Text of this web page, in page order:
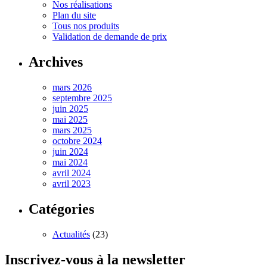
Nos réalisations
Plan du site
Tous nos produits
Validation de demande de prix
Archives
mars 2026
septembre 2025
juin 2025
mai 2025
mars 2025
octobre 2024
juin 2024
mai 2024
avril 2024
avril 2023
Catégories
Actualités (23)
Inscrivez-vous à la newsletter